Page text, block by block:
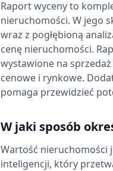
Raport wyceny to
nieruchomości. W jego
wraz z pogłębioną
cenę nieruchomości.
wystawione na
cenowe i rynkowe.
pomaga przewidzieć
W jaki sposób
Wartość nieruchomości
inteligencji, który